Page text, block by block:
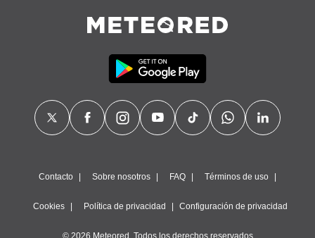
Contacto Sobre nosotros FAQ Términos de uso
Cookies Política de privacidad Configuración de privacidad
© 2026 Meteored. Todos los derechos reservados